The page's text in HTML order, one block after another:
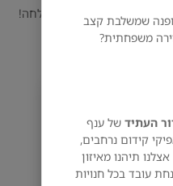
שמשלבת קצב
משפחתית?
של ענף
קידום נרחבים,
תיהנו מאיזון
עובד בכל חנויות
אחראי/ת משמרת H&M מלחה!